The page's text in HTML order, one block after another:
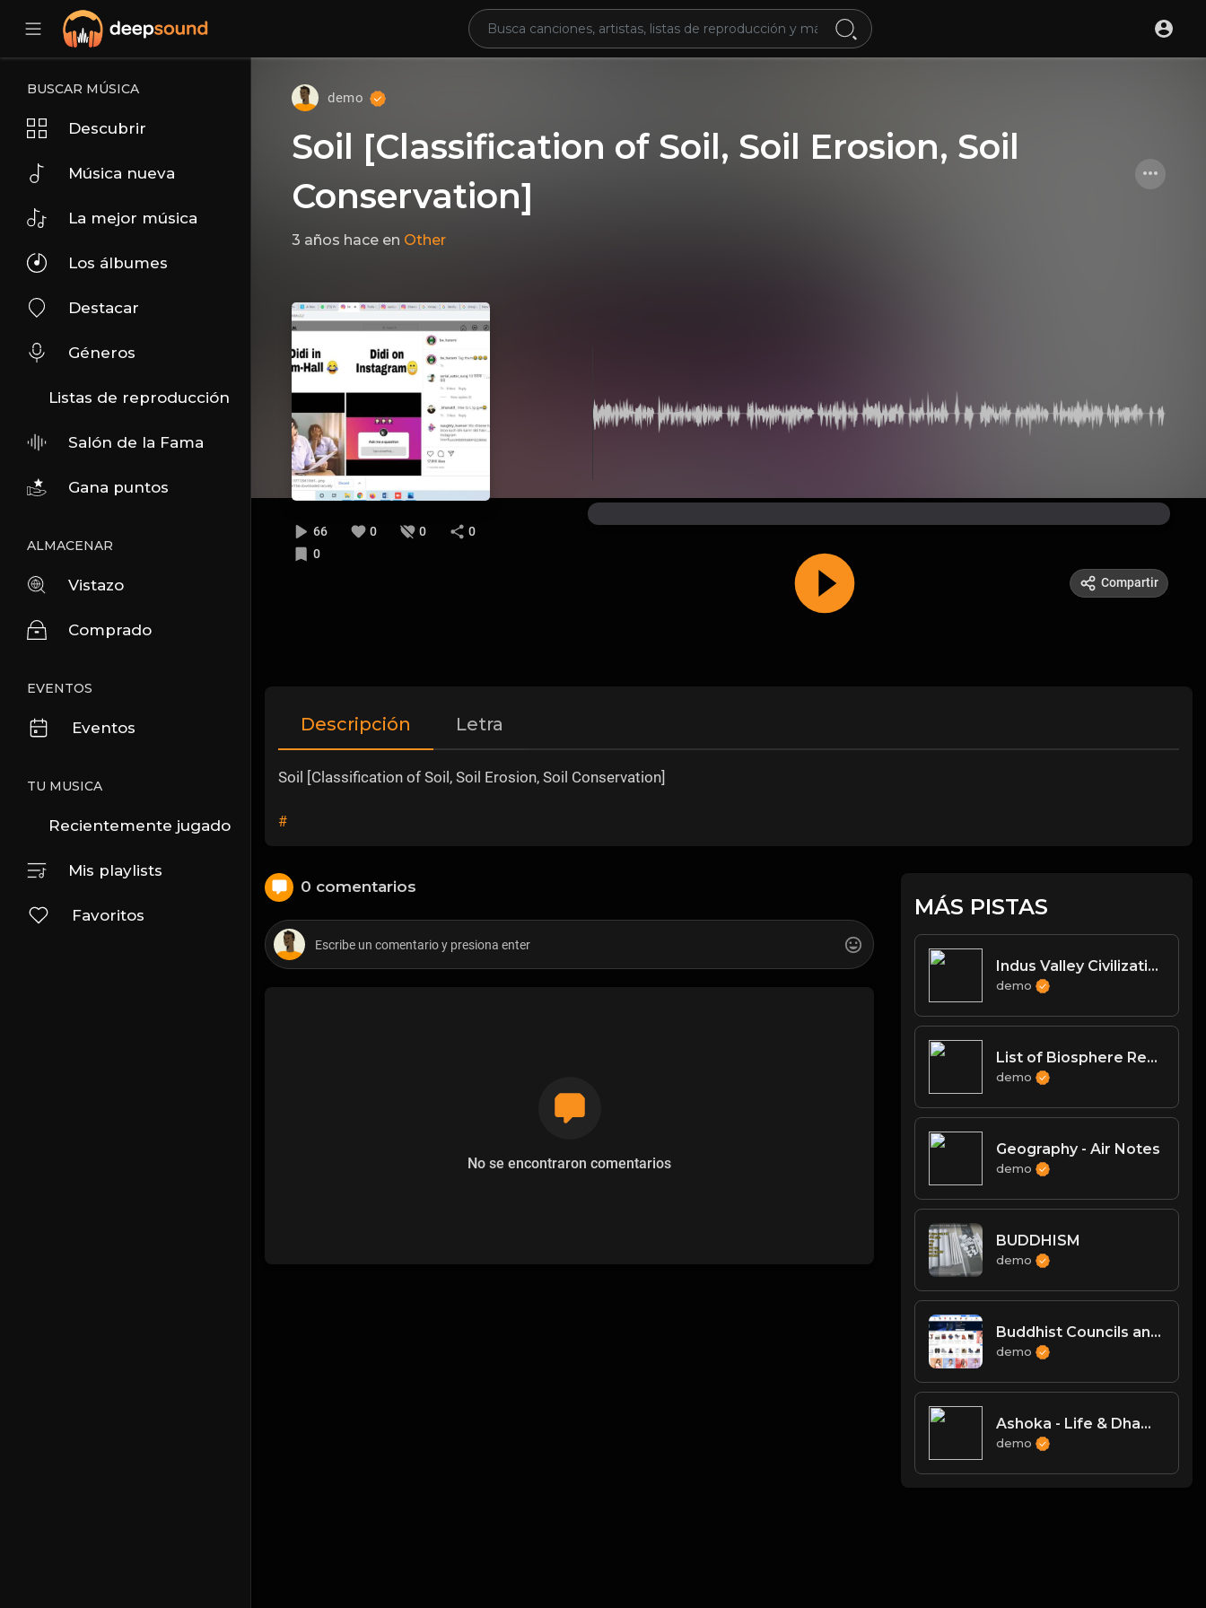
BUSCAR MÚSICA
Descubrir
Música nueva
La mejor música
Los álbumes
Destacar
Géneros
Listas de reproducción
Salón de la Fama
Gana puntos
ALMACENAR
Vistazo
Comprado
EVENTOS
Eventos
TU MUSICA
Recientemente jugado
Mis playlists
Favoritos
demo
Soil [Classification of Soil, Soil Erosion, Soil
Conservation]
3 años hace en Other
66 0 0
0
0
Compartir
Descripción Letra
Soil [Classification of Soil, Soil Erosion, Soil Conservation]
#
0 comentarios
No se encontraron comentarios
MÁS PISTAS
Indus Valley Civilization - Art & Culture
demo
List of Biosphere Reserves in India
demo
Geography - Air Notes
demo
BUDDHISM
demo
Buddhist Councils and Important Texts
demo
Ashoka - Life & Dhamma
demo